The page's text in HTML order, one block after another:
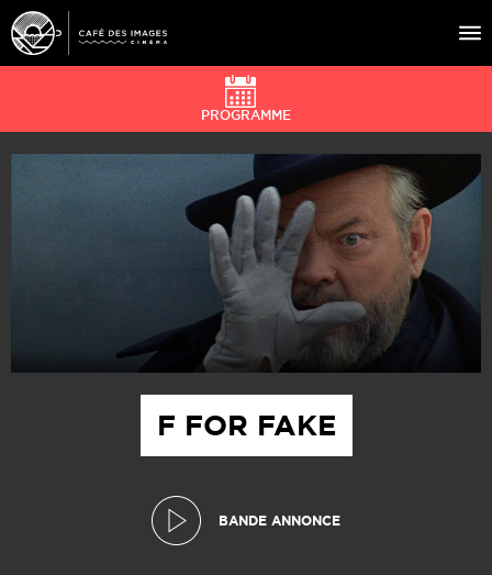
À L’AFFICHE
ÉVÉNEMENTS
CAFÉ DU CINÉ
PRATIQUE
ÉDUCATION AUX IMAGES
F FOR FAKE
BANDE ANNONCE
PROGRAMME